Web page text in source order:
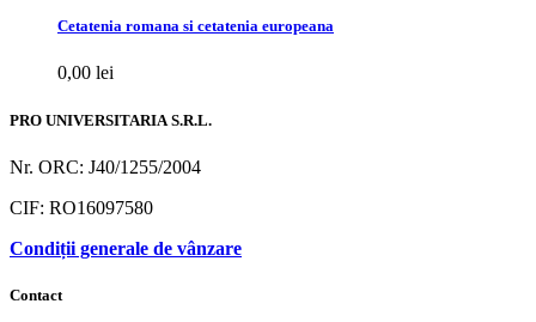
Cetatenia romana si cetatenia europeana
0,00 lei
PRO UNIVERSITARIA S.R.L.
Nr. ORC: J40/1255/2004
CIF: RO16097580
Condiții generale de vânzare
Contact